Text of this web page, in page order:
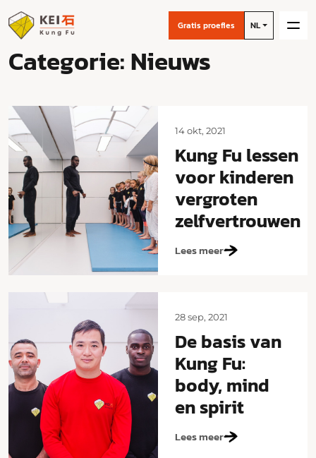
Gratis proefles NL
Categorie:Nieuws
14 okt, 2021
Kung Fu lessen
voor kinderen
vergroten
zelfvertrouwen
Lees meer
28 sep, 2021
De basis van
Kung Fu:
body, mind
en spirit
Lees meer